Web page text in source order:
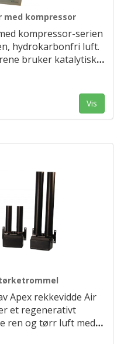
kompressor
kompressor-serien
hydrokarbonfri luft.
bruker katalytisk…
Vis
Apex rekkevidde Air
et regenerativt
ren og tørr luft med…